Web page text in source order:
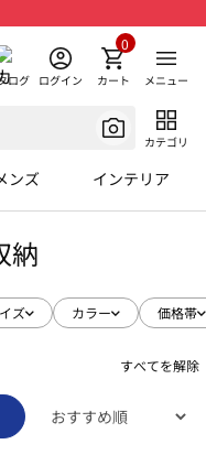
ログ ログイン カート
0
メニュー
カテゴリ
ンズ インテリア
納
ズ カラー 価格帯
すべてを解除